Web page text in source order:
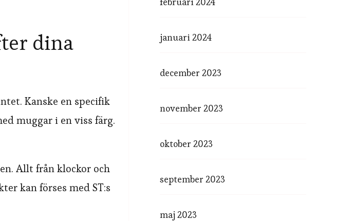
dina
Kanske en specifik
muggar i en viss färg.
Allt från klockor och
kan förses med ST:s
januari 2024
december 2023
november 2023
oktober 2023
september 2023
maj 2023